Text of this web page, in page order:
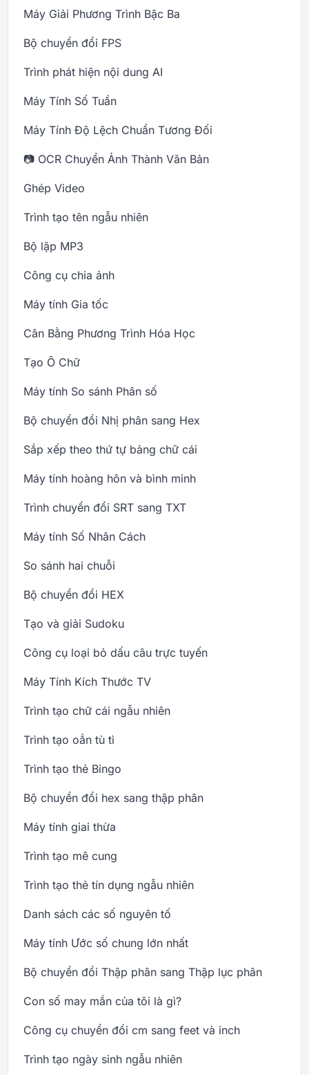
Máy Giải Phương Trình Bậc Ba
Bộ chuyển đổi FPS
Trình phát hiện nội dung AI
Máy Tính Số Tuần
Máy Tính Độ Lệch Chuẩn Tương Đối
📷 OCR Chuyển Ảnh Thành Văn Bản
Ghép Video
Trình tạo tên ngẫu nhiên
Bộ lặp MP3
Công cụ chia ảnh
Máy tính Gia tốc
Cân Bằng Phương Trình Hóa Học
Tạo Ô Chữ
Máy tính So sánh Phân số
Bộ chuyển đổi Nhị phân sang Hex
Sắp xếp theo thứ tự bảng chữ cái
Máy tính hoàng hôn và bình minh
Trình chuyển đổi SRT sang TXT
Máy tính Số Nhân Cách
So sánh hai chuỗi
Bộ chuyển đổi HEX
Tạo và giải Sudoku
Công cụ loại bỏ dấu câu trực tuyến
Máy Tính Kích Thước TV
Trình tạo chữ cái ngẫu nhiên
Trình tạo oẳn tù tì
Trình tạo thẻ Bingo
Bộ chuyển đổi hex sang thập phân
Máy tính giai thừa
Trình tạo mê cung
Trình tạo thẻ tín dụng ngẫu nhiên
Danh sách các số nguyên tố
Máy tính Ước số chung lớn nhất
Bộ chuyển đổi Thập phân sang Thập lục phân
Con số may mắn của tôi là gì?
Công cụ chuyển đổi cm sang feet và inch
Trình tạo ngày sinh ngẫu nhiên